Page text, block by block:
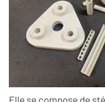
Elle se compose de